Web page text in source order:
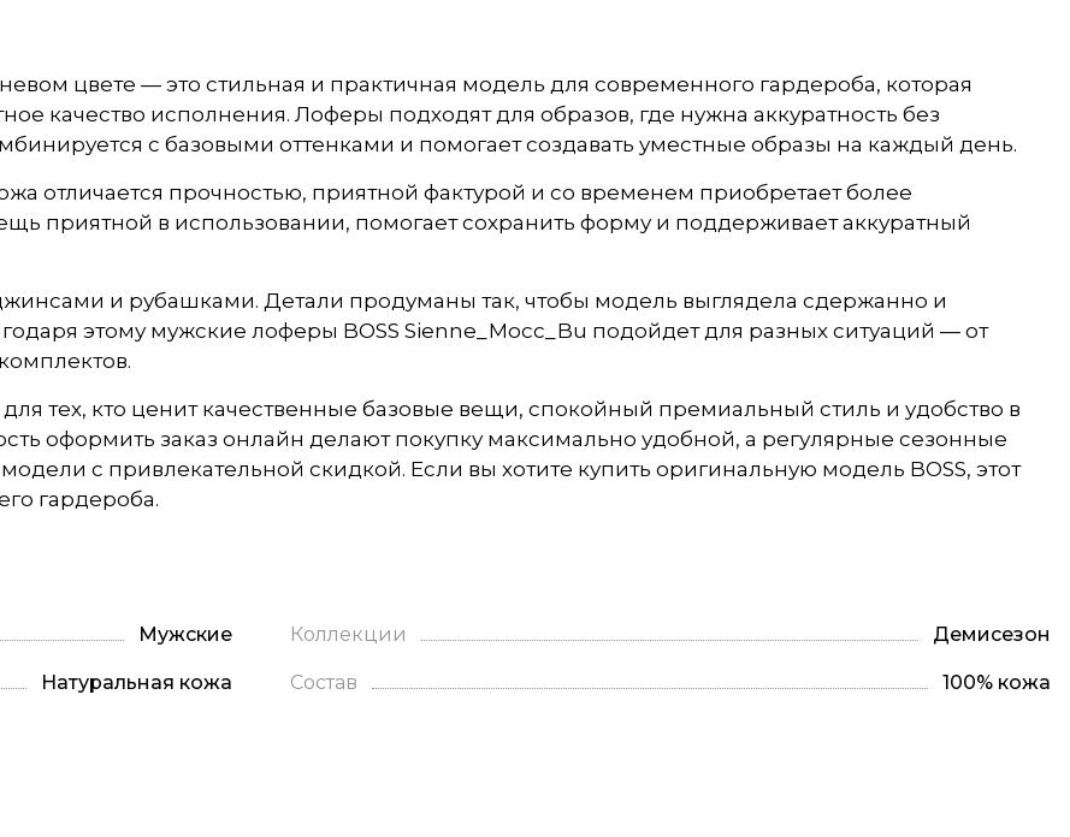
цвете — это стильная и практичная модель для современного гардероба, которая
качество исполнения. Лоферы подходят для образов, где нужна аккуратность без
с базовыми оттенками и помогает создавать уместные образы на каждый день.
отличается прочностью, приятной фактурой и со временем приобретает более
приятной в использовании, помогает сохранить форму и поддерживает аккуратный
и рубашками. Детали продуманы так, чтобы модель выглядела сдержанно и
этому мужские лоферы BOSS Sienne_Mocc_Bu подойдет для разных ситуаций — от
тех, кто ценит качественные базовые вещи, спокойный премиальный стиль и удобство в
оформить заказ онлайн делают покупку максимально удобной, а регулярные сезонные
с привлекательной скидкой. Если вы хотите купить оригинальную модель BOSS, этот
гардероба.
Мужские Коллекции Демисезон
Натуральная кожа Состав 100% кожа